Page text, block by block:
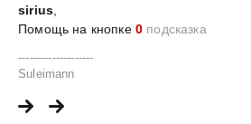
sirius
Помощь на кнопке 0 подсказка
--------------------
Suleimann